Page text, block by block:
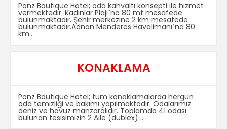
Ponz Boutique Hotel; oda kahvaltı konsepti ile hizmet
vermektedir. Kadınlar Plajı`na 80 mt mesafede
bulunmaktadır. Şehir merkezine 2 km mesafede
bulunmaktadır.Adnan Menderes Havalimanı`na 80
km...
KONAKLAMA
Ponz Boutique Hotel; tüm konaklamalarda hergün
oda temizliği ve bakımı yapılmaktadır. Odalarımız
deniz ve havuz manzaralıdır. Toplamda 41 odası
bulunan tesisimizin 2 Aile (dublex) ...